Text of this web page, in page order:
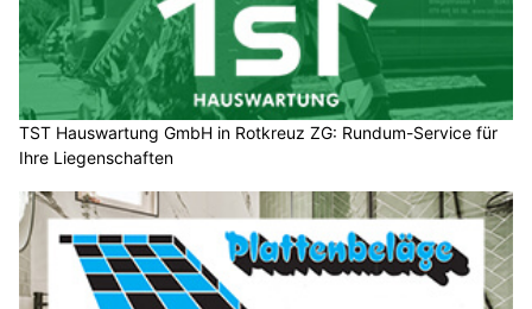
TST Hauswartung GmbH in Rotkreuz ZG: Rundum-Service für
Ihre Liegenschaften